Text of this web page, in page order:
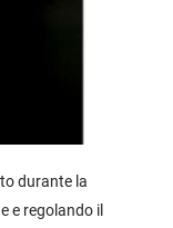
durante la
e regolando il